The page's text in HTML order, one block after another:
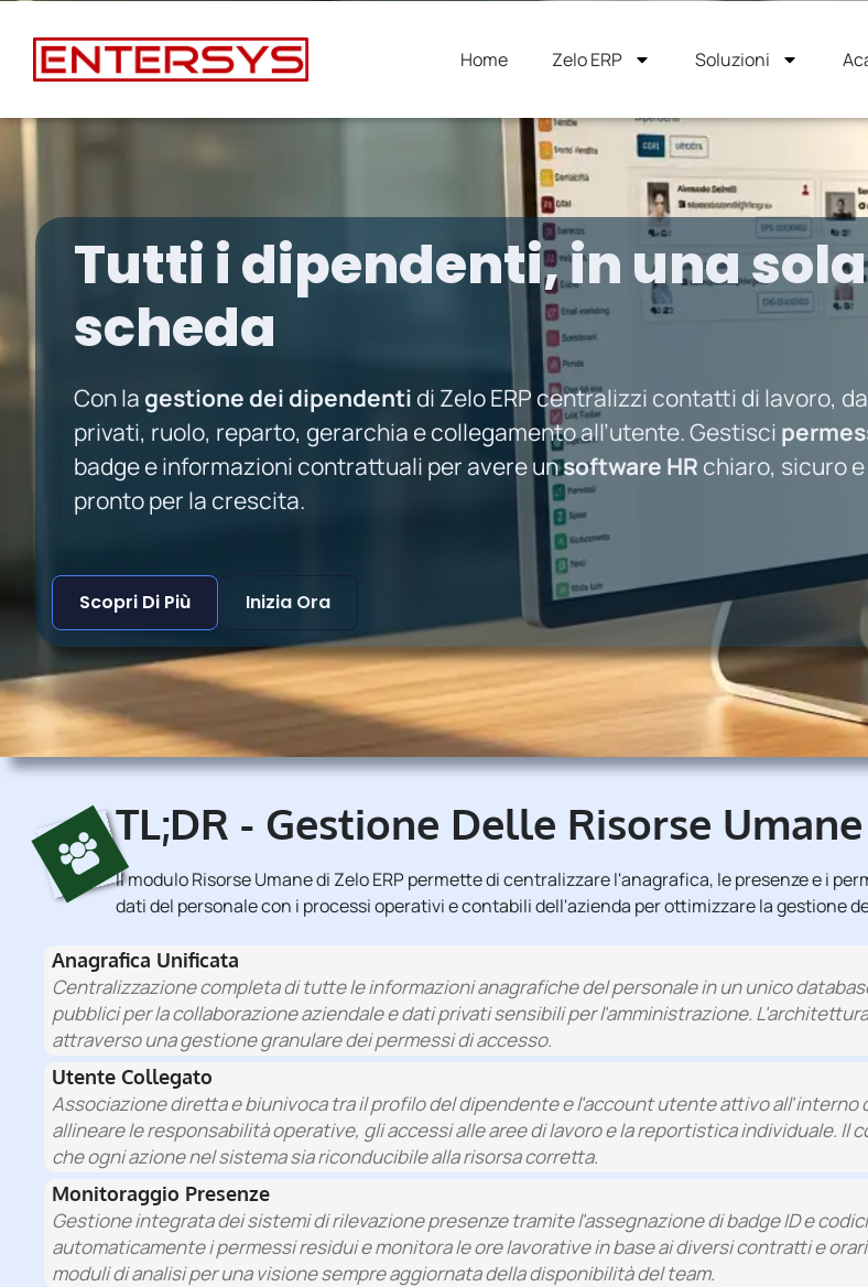
Home Zelo ERP Soluzioni
Tutti i dipendenti, in una sola
scheda
Con lagestione dei dipendentidi Zelo ERP centralizzi contatti di lavoro,
privati, ruolo, reparto, gerarchia e collegamento all’utente. Gestisci
badge e informazioni contrattuali per avere unsoftware HR chiaro, sicuro e
pronto per la crescita.
Scopri Di Più Inizia Ora
TL;DR - Gestione Delle Risorse Umane
Il modulo Risorse Umane di Zelo ERP permette di centralizzare l'anagrafica, le presenze e i
dati del personale con i processi operativi e contabili dell'azienda per ottimizzare la gestione
Anagrafica Unificata
Centralizzazione completa di tutte le informazioni anagrafiche del personale in un unico
pubblici per la collaborazione aziendale e dati privati sensibili per l'amministrazione.
attraverso una gestione granulare dei permessi di accesso.
Utente Collegato
Associazione diretta e biunivoca tra il profilo del dipendente e l'account utente attivo
allineare le responsabilità operative, gli accessi alle aree di lavoro e la reportistica individuale.
che ogni azione nel sistema sia riconducibile alla risorsa corretta.
Monitoraggio Presenze
Gestione integrata dei sistemi di rilevazione presenze tramite l'assegnazione di badge ID e
automaticamente i permessi residui e monitora le ore lavorative in base ai diversi contratti e
moduli di analisi per una visione sempre aggiornata della disponibilità del team.